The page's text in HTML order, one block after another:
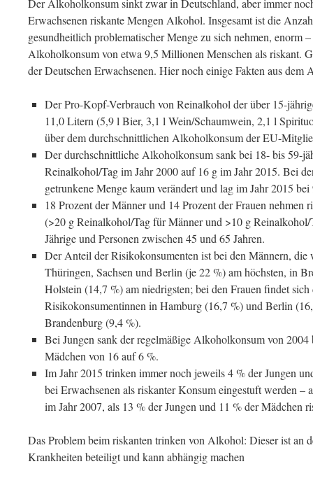
Der Alkoholkonsum sinkt zwar in Deutschland, aber immer
Erwachsenen riskante Mengen Alkohol. Insgesamt ist die
gesundheitlich problematischer Menge zu sich nehmen, enorm
Alkoholkonsum von etwa 9,5 Millionen Menschen als riskant.
der Deutschen Erwachsenen. Hier noch einige Fakten aus dem
Der Pro-Kopf-Verbrauch von Reinalkohol der über 15-
11,0 Litern (5,9 l Bier, 3,1 l Wein/Schaumwein, 2,1 l
über dem durchschnittlichen Alkoholkonsum der EU-
Der durchschnittliche Alkoholkonsum sank bei 18- bis 59-
Reinalkohol/Tag im Jahr 2000 auf 16 g im Jahr 2015. Bei
getrunkene Menge kaum verändert und lag im Jahr 2015
18 Prozent der Männer und 14 Prozent der Frauen
(>20 g Reinalkohol/Tag für Männer und >10 g
Jährige und Personen zwischen 45 und 65 Jahren.
Der Anteil der Risikokonsumenten ist bei den Männern,
Thüringen, Sachsen und Berlin (je 22 %) am höchsten, in
Holstein (14,7 %) am niedrigsten; bei den Frauen findet
Risikokonsumentinnen in Hamburg (16,7 %) und Berlin
Brandenburg (9,4 %).
Bei Jungen sank der regelmäßige Alkoholkonsum von
Mädchen von 16 auf 6 %.
Im Jahr 2015 trinken immer noch jeweils 4 % der Jungen
bei Erwachsenen als riskanter Konsum eingestuft werden –
im Jahr 2007, als 13 % der Jungen und 11 % der Mädchen
Das Problem beim riskanten trinken von Alkohol: Dieser ist an
Krankheiten beteiligt und kann abhängig machen